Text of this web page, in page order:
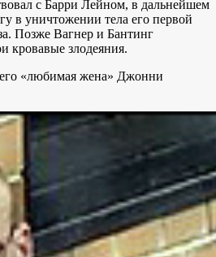
с Барри Лейном, в дальнейшем
в уничтожении тела его первой
Позже Вагнер и Бантинг
кровавые злодеяния.
«любимая жена» Джонни